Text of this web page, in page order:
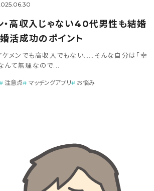
・高収入じゃない40代男性も結婚
婚活成功のポイント
ケメンでも高収入でもない……そんな自分は「幸
んて無理なので...
注意点 マッチングアプリ お悩み